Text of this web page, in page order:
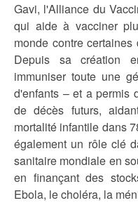
Gavi, l'Alliance du
qui aide à vacciner
monde contre
Depuis sa création
immuniser toute une
d'enfants – et a permis
de décès futurs,
mortalité infantile dans
également un rôle clé
sanitaire mondiale en
en finançant des
Ebola, le choléra, la